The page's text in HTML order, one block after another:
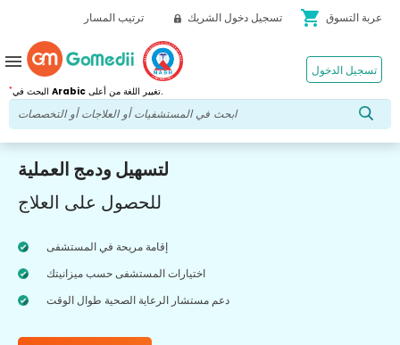
ترتيب المسار تسجيل دخول الشريك shopping_cart عربة التسوق
* Arabic تغيير اللغة من أعلى.
تسجيل الدخول menu
لتسهيل ودمج العملية
للحصول على العلاج
إقامة مريحة في المستشفى
اختيارات المستشفى حسب ميزانيتك
دعم مستشار الرعاية الصحية طوال الوقت